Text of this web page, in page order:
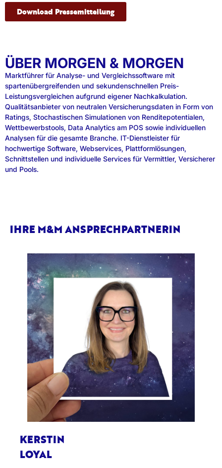
Download Pressemitteilung
ÜBER MORGEN & MORGEN
Marktführer für Analyse- und Vergleichssoftware mit
spartenübergreifenden und sekundenschnellen Preis-
Leistungsvergleichen aufgrund eigener Nachkalkulation.
Qualitätsanbieter von neutralen Versicherungsdaten in Form von
Ratings, Stochastischen Simulationen von Renditepotentialen,
Wettbewerbstools, Data Analytics am POS sowie individuellen
Analysen für die gesamte Branche. IT-Dienstleister für
hochwertige Software, Webservices, Plattformlösungen,
Schnittstellen und individuelle Services für Vermittler, Versicherer
und Pools.
IHRE M&M ANSPRECHPARTNERIN
KERSTIN
LOYAL